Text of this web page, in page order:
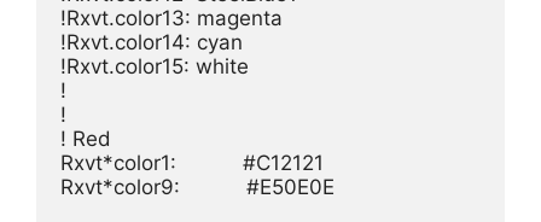
!Rxvt.color13: magenta
!Rxvt.color14: cyan
!Rxvt.color15: white
!
!
! Red
Rxvt*color1:           #C12121
Rxvt*color9:           #E50E0E